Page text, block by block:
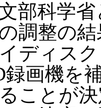
部科学省
調整の
ディス
録画機を
ことが